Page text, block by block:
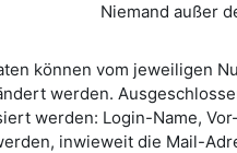
Niemand außer
können vom jeweiligen
werden.
werden: Login-Name,
inwieweit die Mail-